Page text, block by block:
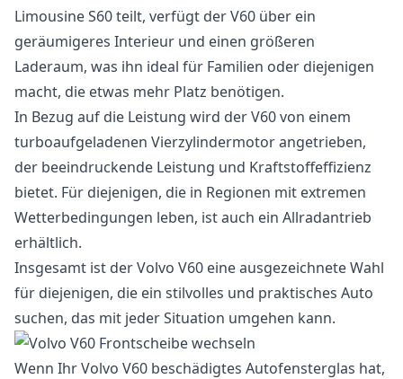
Limousine S60 teilt, verfügt der V60 über ein
geräumigeres Interieur und einen größeren
Laderaum, was ihn ideal für Familien oder diejenigen
macht, die etwas mehr Platz benötigen.
In Bezug auf die Leistung wird der V60 von einem
turboaufgeladenen Vierzylindermotor angetrieben,
der beeindruckende Leistung und Kraftstoffeffizienz
bietet. Für diejenigen, die in Regionen mit extremen
Wetterbedingungen leben, ist auch ein Allradantrieb
erhältlich.
Insgesamt ist der Volvo V60 eine ausgezeichnete Wahl
für diejenigen, die ein stilvolles und praktisches Auto
suchen, das mit jeder Situation umgehen kann.
Wenn Ihr Volvo V60 beschädigtes Autofensterglas hat,